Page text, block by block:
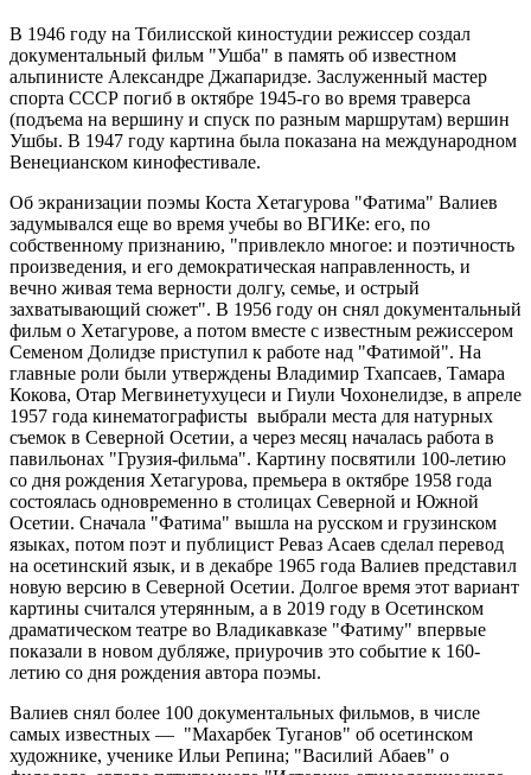
В 1946 году на Тбилисской киностудии режиссер создал
документальный фильм "Ушба" в память об известном
альпинисте Александре Джапаридзе. Заслуженный мастер
спорта СССР погиб в октябре 1945-го во время траверса
(подъема на вершину и спуск по разным маршрутам) вершин
Ушбы. В 1947 году картина была показана на международном
Венецианском кинофестивале.
Об экранизации поэмы Коста Хетагурова "Фатима" Валиев
задумывался еще во время учебы во ВГИКе: его, по
собственному признанию, "привлекло многое: и поэтичность
произведения, и его демократическая направленность, и
вечно живая тема верности долгу, семье, и острый
захватывающий сюжет". В 1956 году он снял документальный
фильм о Хетагурове, а потом вместе с известным режиссером
Семеном Долидзе приступил к работе над "Фатимой". На
главные роли были утверждены Владимир Тхапсаев, Тамара
Кокова, Отар Мегвинетухуцеси и Гиули Чохонелидзе, в апреле
1957 года кинематографисты выбрали места для натурных
съемок в Северной Осетии, а через месяц началась работа в
павильонах "Грузия-фильма". Картину посвятили 100-летию
со дня рождения Хетагурова, премьера в октябре 1958 года
состоялась одновременно в столицах Северной и Южной
Осетии. Сначала "Фатима" вышла на русском и грузинском
языках, потом поэт и публицист Реваз Асаев сделал перевод
на осетинский язык, и в декабре 1965 года Валиев представил
новую версию в Северной Осетии. Долгое время этот вариант
картины считался утерянным, а в 2019 году в Осетинском
драматическом театре во Владикавказе "Фатиму" впервые
показали в новом дубляже, приурочив это событие к 160-
летию со дня рождения автора поэмы.
Валиев снял более 100 документальных фильмов, в числе
самых известных — "Махарбек Туганов" об осетинском
художнике, ученике Ильи Репина; "Василий Абаев" о